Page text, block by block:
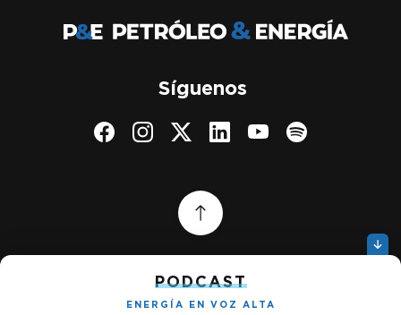
PODCAST
ENERGÍA EN VOZ ALTA
Síguenos